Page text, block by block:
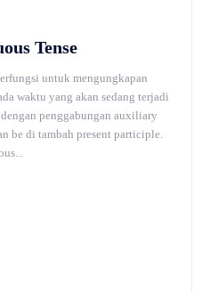
Tense
untuk mengungkapan
waktu yang akan sedang terjadi
penggabungan auxiliary
be di tambah present participle.